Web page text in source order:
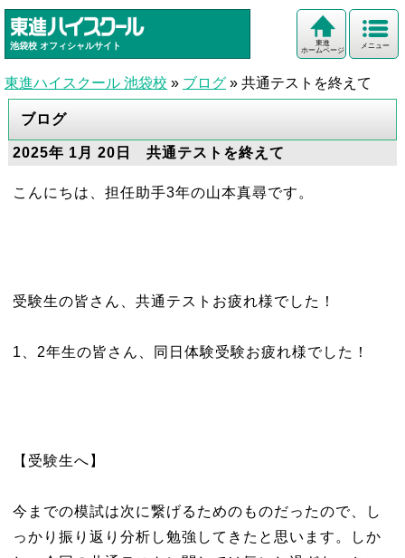
池袋校 オフィシャルサイト メニュー
東進
ホームページ
東進ハイスクール 池袋校 » ブログ » 共通テストを終えて
ブログ
2025年 1月 20日 共通テストを終えて
こんにちは、担任助手3年の山本真尋です。
受験生の皆さん、共通テストお疲れ様でした！
1、2年生の皆さん、同日体験受験お疲れ様でした！
【受験生へ】
今までの模試は次に繋げるためのものだったので、し
っかり振り返り分析し勉強してきたと思います。しか